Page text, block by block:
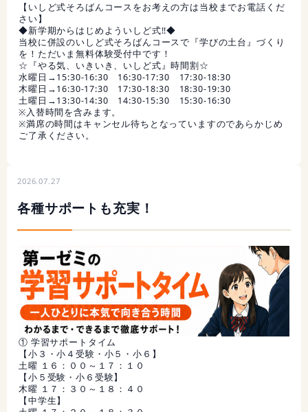
【いしど式そろばんコースをお考えの方は当校までお電話くだ
さい】
◆新学期からはじめよういしど式!!◆
当校に併設のいしど式そろばんコースで『学びの土台』づくり
を！ただいま無料体験受付中です！
☆『やる気、いきいき、いしど式』時間割☆
水曜日→15:30-16:30 16:30-17:30 17:30-18:30
木曜日→16:30-17:30 17:30-18:30 18:30-19:30
土曜日→13:30-14:30 14:30-15:30 15:30-16:30
※入替時間を含みます。
※満席の時間はキャンセル待ちとなっていますのであらかじめ
ご了承ください。
2026.07.27
各種サポートも充実！
① 学習サポートタイム
【小３・小４受験・小５・小６】
土曜 １６：００～１７：１０
【小５受験・小６受験】
木曜 １７：３０～１８：４０
【中学生】